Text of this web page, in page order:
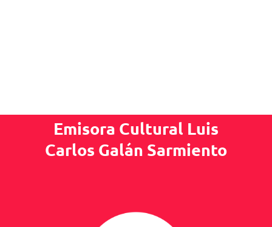
Emisora Cultural Luis
Carlos Galán Sarmiento